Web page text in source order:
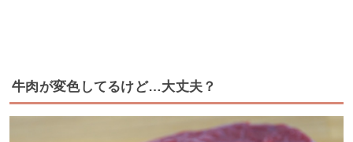
牛肉が変色してるけど…大丈夫？